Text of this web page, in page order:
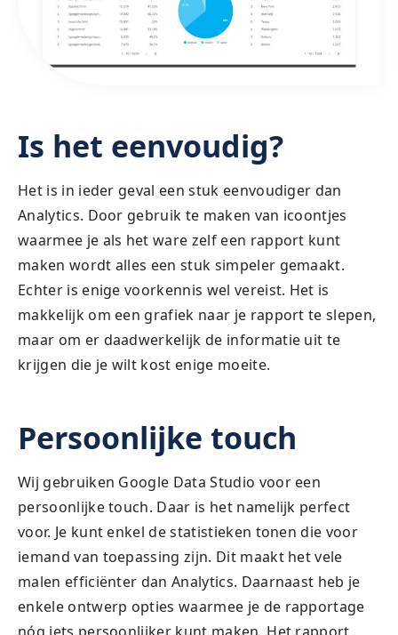
Is het eenvoudig?
Het is in ieder geval een stuk eenvoudiger dan
Analytics. Door gebruik te maken van icoontjes
waarmee je als het ware zelf een rapport kunt
maken wordt alles een stuk simpeler gemaakt.
Echter is enige voorkennis wel vereist. Het is
makkelijk om een grafiek naar je rapport te slepen,
maar om er daadwerkelijk de informatie uit te
krijgen die je wilt kost enige moeite.
Persoonlijke touch
Wij gebruiken Google Data Studio voor een
persoonlijke touch. Daar is het namelijk perfect
voor. Je kunt enkel de statistieken tonen die voor
iemand van toepassing zijn. Dit maakt het vele
malen efficiënter dan Analytics. Daarnaast heb je
enkele ontwerp opties waarmee je de rapportage